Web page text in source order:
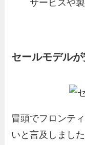
サービスや
セールモデル
冒頭でフロンテ
いと言及しまし